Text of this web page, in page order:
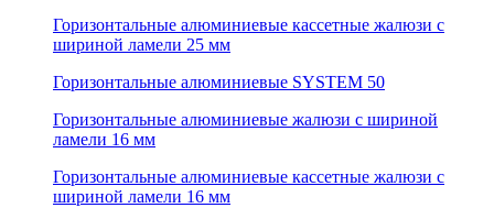
Горизонтальные алюминиевые кассетные жалюзи с
шириной ламели 25 мм
Горизонтальные алюминиевые SYSTEM 50
Горизонтальные алюминиевые жалюзи с шириной
ламели 16 мм
Горизонтальные алюминиевые кассетные жалюзи с
шириной ламели 16 мм